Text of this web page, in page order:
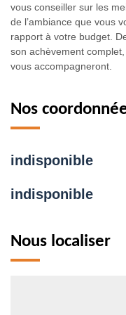
vous conseiller sur les
de l’ambiance que vous
rapport à votre budget.
son achèvement
vous accompagneront.
Nos
indisponible
indisponible
Nous localiser